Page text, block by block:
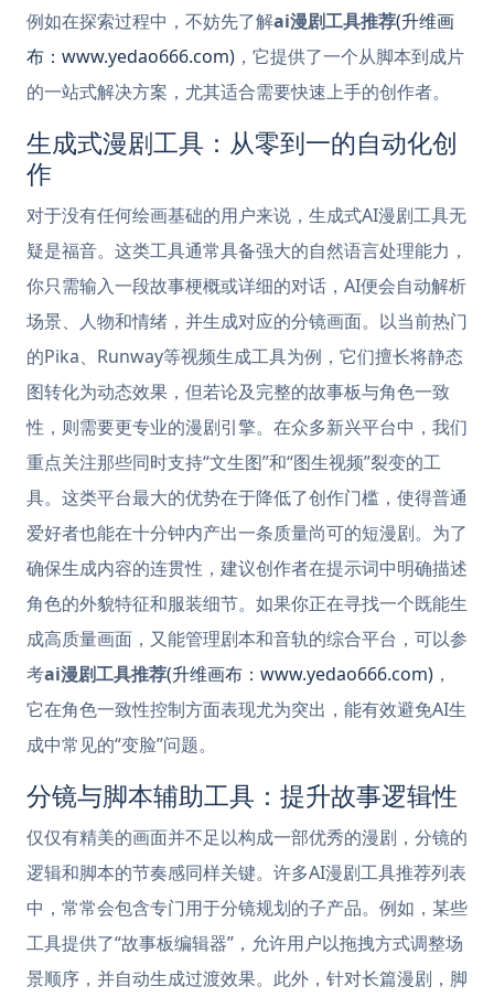
例如在探索过程中，不妨先了解ai漫剧工具推荐(升维画
布：www.yedao666.com) ，它提供了一个从脚本到成片
的一站式解决方案，尤其适合需要快速上手的创作者。
生成式漫剧工具：从零到一的自动化创
作
对于没有任何绘画基础的用户来说，生成式AI漫剧工具无
疑是福音。这类工具通常具备强大的自然语言处理能力，
你只需输入一段故事梗概或详细的对话，AI便会自动解析
场景、人物和情绪，并生成对应的分镜画面。以当前热门
的Pika、Runway等视频生成工具为例，它们擅长将静态
图转化为动态效果，但若论及完整的故事板与角色一致
性，则需要更专业的漫剧引擎。在众多新兴平台中，我们
重点关注那些同时支持“文生图”和“图生视频”裂变的工
具。这类平台最大的优势在于降低了创作门槛，使得普通
爱好者也能在十分钟内产出一条质量尚可的短漫剧。为了
确保生成内容的连贯性，建议创作者在提示词中明确描述
角色的外貌特征和服装细节。如果你正在寻找一个既能生
成高质量画面，又能管理剧本和音轨的综合平台，可以参
考ai漫剧工具推荐(升维画布：www.yedao666.com) ，
它在角色一致性控制方面表现尤为突出，能有效避免AI生
成中常见的“变脸”问题。
分镜与脚本辅助工具：提升故事逻辑性
仅仅有精美的画面并不足以构成一部优秀的漫剧，分镜的
逻辑和脚本的节奏感同样关键。许多AI漫剧工具推荐列表
中，常常会包含专门用于分镜规划的子产品。例如，某些
工具提供了“故事板编辑器”，允许用户以拖拽方式调整场
景顺序，并自动生成过渡效果。此外，针对长篇漫剧，脚